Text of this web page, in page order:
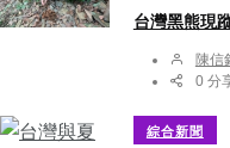
台灣黑熊現
陳信
0 分
綜合新聞